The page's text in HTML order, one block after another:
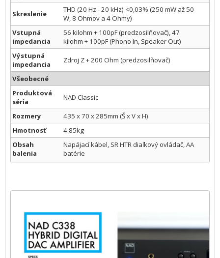
Skreslenie
THD (20 Hz - 20 kHz) <0,03% (250 mW až 50
W, 8 Ohmov a 4 Ohmy)
Vstupná
impedancia
56 kilohm + 100pF (predzosilňovač), 47
kilohm + 100pF (Phono In, Speaker Out)
Výstupná
impedancia
Zdroj Z + 200 Ohm (predzosilňovač)
Všeobecné
Produktová
séria
NAD Classic
Rozmery
435 x 70 x 285mm (Š x V x H)
Hmotnosť
4.85kg
Obsah
balenia
Napájací kábel, SR HTR diaľkový ovládač, AA
batérie